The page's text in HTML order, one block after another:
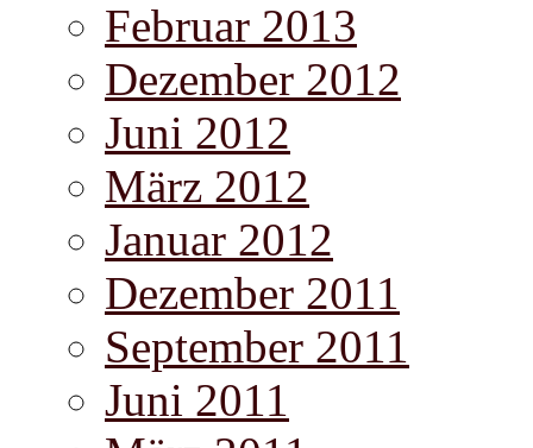
Februar 2013
Dezember 2012
Juni 2012
März 2012
Januar 2012
Dezember 2011
September 2011
Juni 2011